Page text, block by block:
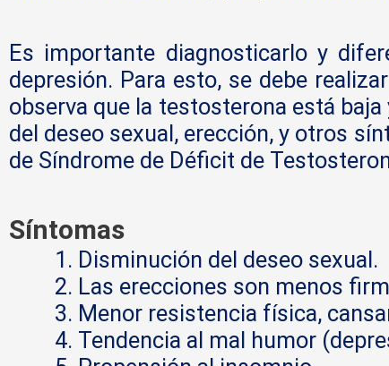
Es importante diagnosticarlo y
depresión. Para esto, se debe
observa que la testosterona está
del deseo sexual, erección, y otros
de Síndrome de Déficit de
Síntomas
Disminución del deseo sexual.
Las erecciones son menos
Menor resistencia física,
Tendencia al mal humor